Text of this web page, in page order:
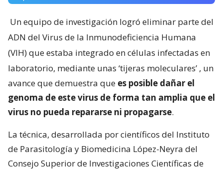
Un equipo de investigación logró eliminar parte del
ADN del Virus de la Inmunodeficiencia Humana
(VIH) que estaba integrado en células infectadas en
laboratorio, mediante unas ‘tijeras moleculares’ , un
avance que demuestra que es posible dañar el
genoma de este virus de forma tan amplia que el
virus no pueda repararse ni propagarse.
La técnica, desarrollada por científicos del Instituto
de Parasitología y Biomedicina López-Neyra del
Consejo Superior de Investigaciones Científicas de